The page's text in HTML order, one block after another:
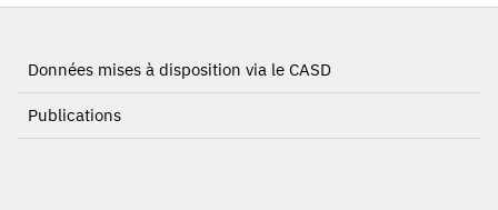
Données mises à disposition via le CASD
Publications